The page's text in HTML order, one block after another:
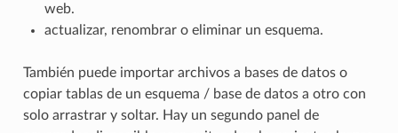
web.
actualizar, renombrar o eliminar un esquema.
También puede importar archivos a bases de datos o
copiar tablas de un esquema / base de datos a otro con
solo arrastrar y soltar. Hay un segundo panel de